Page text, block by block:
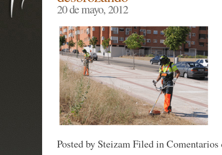
20 de mayo, 2012
Posted by Steizam Filed in Comentarios